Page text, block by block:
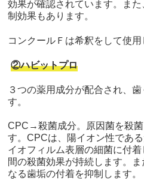
効果が確認されています。ま
制効果もあります。
コンクールＦは希釈をして使用
②ハビットプロ
３つの薬用成分が配合され、
す。
CPC→殺菌成分。原因菌を殺
す。CPCは、陽イオン性であ
イオフィルム表層の細菌に付
間の殺菌効果が持続します。
なる歯垢の付着を抑制します。